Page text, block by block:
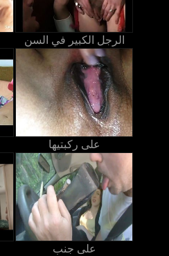
الرجل الكبير في السن
على ركبتيها
على جنب